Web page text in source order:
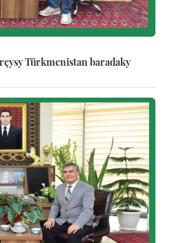
Türkmenistan baradaky